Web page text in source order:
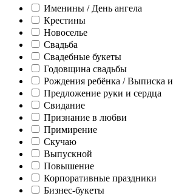
Именины / День ангела
Крестины
Новоселье
Свадьба
Свадебные букеты
Годовщина свадьбы
Рождения ребёнка / Выписка
Предложение руки и сердца
Свидание
Признание в любви
Примирение
Скучаю
Выпускной
Повышение
Корпоративные праздники
Бизнес-букеты